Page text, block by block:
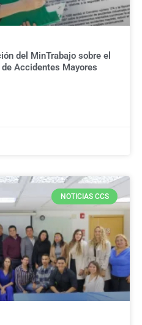
del MinTrabajo sobre el
Accidentes Mayores
NOTICIAS CCS